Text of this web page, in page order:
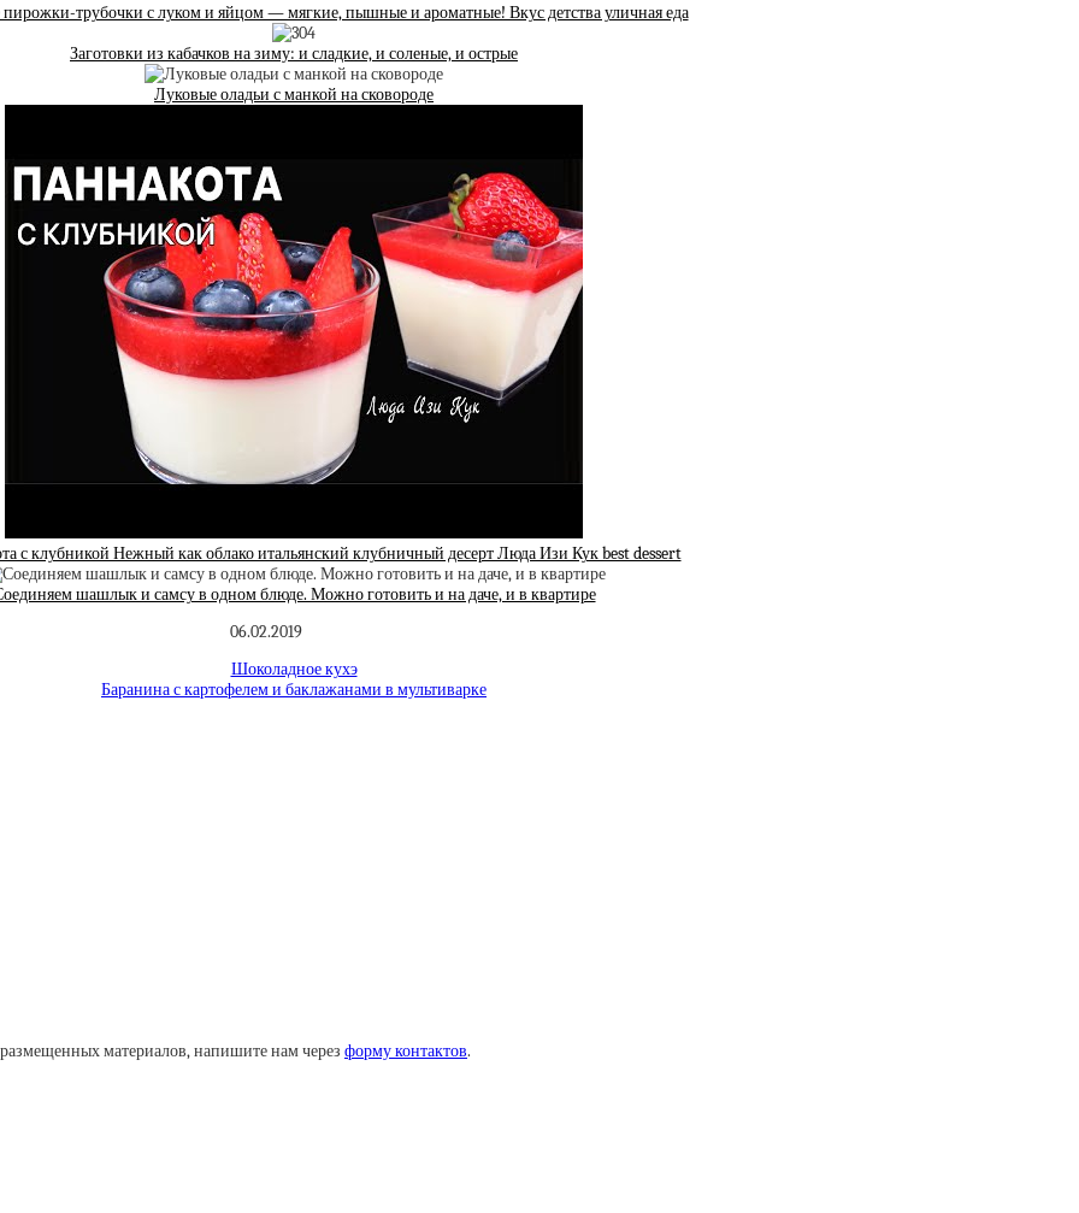
трубочки с луком и яйцом — мягкие, пышные и ароматные! Вкус детства уличная еда
Заготовки из кабачков на зиму: и сладкие, и соленые, и острые
Луковые оладьи с манкой на сковороде
с клубникой Нежный как облако итальянский клубничный десерт Люда Изи Кук best dessert
шашлык и самсу в одном блюде. Можно готовить и на даче, и в квартире
06.02.2019
Шоколадное кухэ
Баранина с картофелем и баклажанами в мультиварке
материалов, напишите нам через форму контактов.